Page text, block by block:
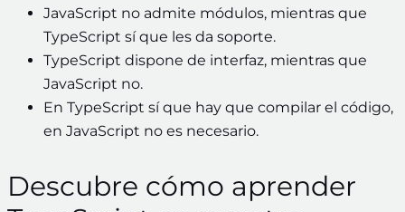
JavaScript no admite módulos, mientras que
TypeScript sí que les da soporte.
TypeScript dispone de interfaz, mientras que
JavaScript no.
En TypeScript sí que hay que compilar el código,
en JavaScript no es necesario.
Descubre cómo aprender